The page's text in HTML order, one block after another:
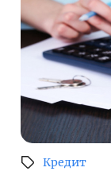
Кредит